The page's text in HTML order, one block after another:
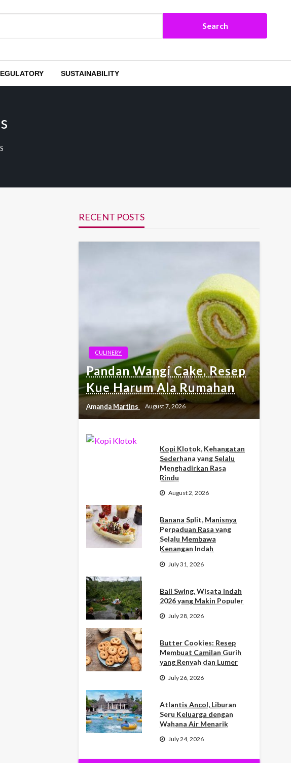
SUSTAINABILITY
RECENT POSTS
CULINERY
Pandan Wangi Cake, Resep
Kue Harum Ala Rumahan
Amanda Martins August 7, 2026
Kopi Klotok, Kehangatan
Sederhana yang Selalu
Menghadirkan Rasa
Rindu
August 2, 2026
Banana Split, Manisnya
Perpaduan Rasa yang
Selalu Membawa
Kenangan Indah
July 31, 2026
Bali Swing, Wisata Indah
2026 yang Makin Populer
July 28, 2026
Butter Cookies: Resep
Membuat Camilan Gurih
yang Renyah dan Lumer
July 26, 2026
Atlantis Ancol, Liburan
Seru Keluarga dengan
Wahana Air Menarik
July 24, 2026